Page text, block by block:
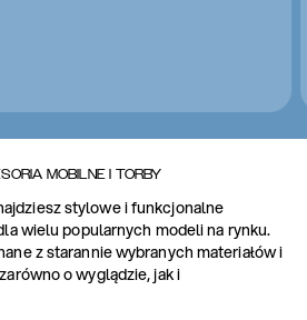
MOBILNE I TORBY
stylowe i funkcjonalne
wielu popularnych modeli na rynku.
z starannie wybranych materiałów i
o wyglądzie, jak i